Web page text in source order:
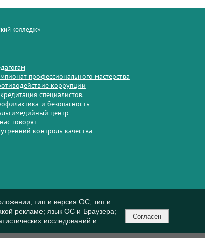
колледж»
профессионального мастерства
коррупции
специалистов
и безопасность
центр
говорят
контроль качества
тип и версия ОС; тип и
рекламе; язык ОС и Браузера;
исследований и
Согласен